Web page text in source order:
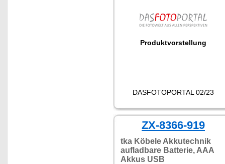
Produktvorstellung
DASFOTOPORTAL 02/23
ZX-8366-919
tka Köbele Akkutechnik
aufladbare Batterie, AAA
Akkus USB